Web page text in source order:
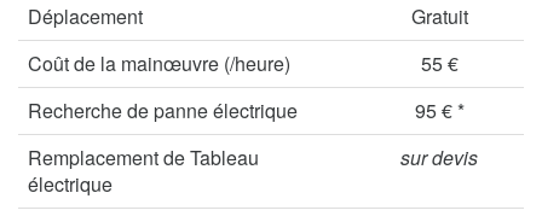
Déplacement
Gratuit
Coût de la mainœuvre (/heure)
55 €
Recherche de panne électrique
95 € *
Remplacement de Tableau
électrique
sur devis